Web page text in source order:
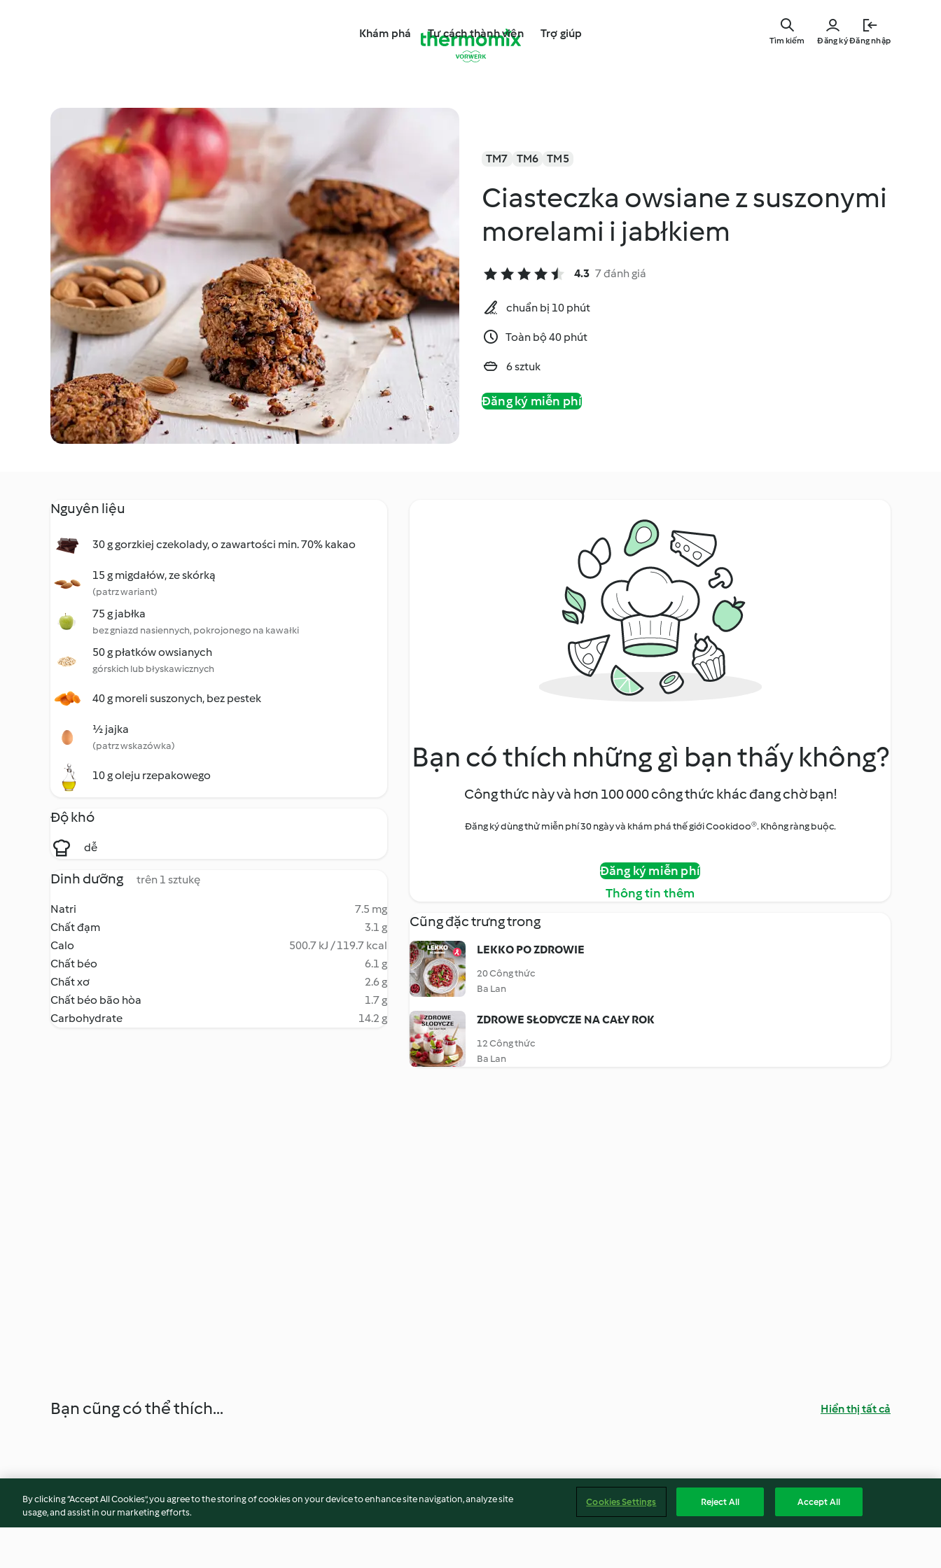
nội
Khám phá Tư cách thành viên Trợ giúp
Đăng kýĐăng nhập
Tìm kiếm
TM7 TM6 TM5
Ciasteczka owsiane z suszonymi
morelami i jabłkiem
4.3 7 đánh giá
chuẩn bị 10 phút
Toàn bộ 40 phút
6 sztuk
Đăng ký miễn phí
Nguyên liệu
30 g gorzkiej czekolady, o zawartości min. 70% kakao
15 g migdałów, ze skórką
(patrz wariant)
75 g jabłka
bez gniazd nasiennych, pokrojonego na kawałki
50 g płatków owsianych
górskich lub błyskawicznych
40 g moreli suszonych, bez pestek
½ jajka
(patrz wskazówka)
10 g oleju rzepakowego
Độ khó
dễ
Dinh dưỡng trên 1 sztukę
Natri
7.5 mg
Chất đạm
3.1 g
Calo
500.7 kJ / 119.7 kcal
Chất béo
6.1 g
Chất xơ
2.6 g
Chất béo bão hòa
1.7 g
Carbohydrate
14.2 g
Bạn có thích những gì bạn thấy không?
Công thức này và hơn 100 000 công thức khác đang chờ bạn!
Đăng ký dùng thử miễn phí 30 ngày và khám phá thế giới Cookidoo®. Không ràng buộc.
Đăng ký miễn phí
Thông tin thêm
Cũng đặc trưng trong
LEKKO PO ZDROWIE
20 Công thức
Ba Lan
ZDROWE SŁODYCZE NA CAŁY ROK
12 Công thức
Ba Lan
Bạn cũng có thể thích... Hiển thị tất cả
By clicking “Accept All Cookies”, you agree to the storing of cookies on your device to enhance site navigation, analyze site
usage, and assist in our marketing efforts.
Cookies Settings Reject All Accept All